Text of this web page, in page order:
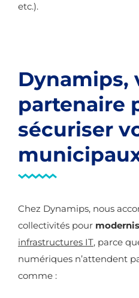
etc.).
Dynamips,
partenaire
sécuriser
Chez Dynamips, nous
collectivités pour
infrastructures IT, parce
numériques n’attendent
comme :